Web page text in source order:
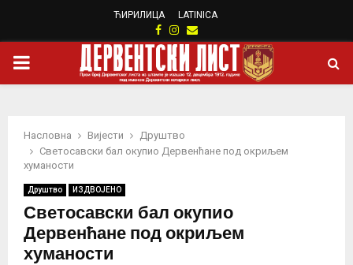
ЋИРИЛИЦА LATINICA
Facebook
Instagram
Email
PRIMARY
Насловна Вијести
Друштво
Светосавски бал окупио Дервенћане под окриљем
хуманости
Друштво ИЗДВОЈЕНО
Светосавски бал окупио
Дервенћане под окриљем
хуманости